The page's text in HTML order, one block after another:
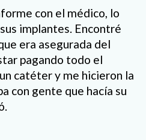
con el médico, lo
implantes. Encontré
era asegurada del
pagando todo el
catéter y me hicieron la
con gente que hacía su